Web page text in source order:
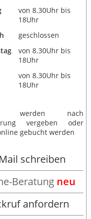
von 8.30Uhr bis
18Uhr
geschlossen
von 8.30Uhr bis
18Uhr
von 8.30Uhr bis
18Uhr
werden nach
vergeben oder
gebucht werden
schreiben
Beratung neu
anfordern